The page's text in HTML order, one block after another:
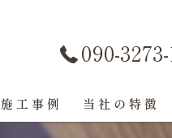
090-
施工事例 当社の特徴